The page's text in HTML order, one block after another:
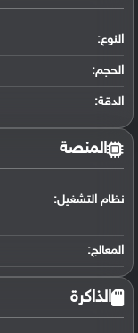
النوع:
الحجم:
الدقة:
المنصة
نظام التشغيل:
المعالج:
الذاكرة